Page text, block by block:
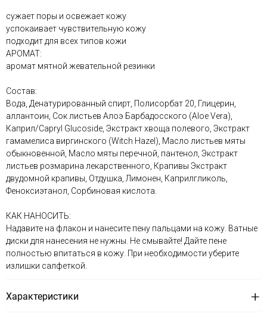
сужает поры и освежает кожу
успокаивает чувствительную кожу
подходит для всех типов кожи
АРОМАТ:
аромат мятной жевательной резинки
Состав:
Вода, Денатурированный спирт, Полисорбат 20, Глицерин,
аллантоин, Сок листьев Алоэ Барбадосского (Aloe Vera),
Каприл/Capryl Glucoside, Экстракт хвоща полевого, Экстракт
гамамелиса виргинского (Witch Hazel), Масло листьев мяты
обыкновенной, Масло мяты перечной, пантенол, Экстракт
листьев розмарина лекарственного, Крапивы Экстракт
двудомной крапивы, Отдушка, Лимонен, Каприлгликоль,
Феноксиэтанол, Сорбиновая кислота.
КАК НАНОСИТЬ:
Надавите на флакон и нанесите пену пальцами на кожу. Ватные
диски для нанесения не нужны. Не смывайте! Дайте пене
полностью впитаться в кожу. При необходимости уберите
излишки салфеткой.
Характеристики